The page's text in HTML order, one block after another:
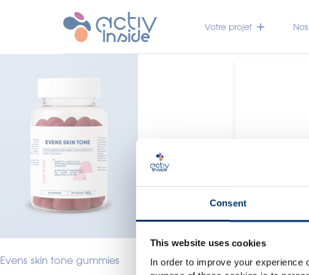
Consent
This website uses cookies
In order to improve your experience
des
Votre projet
Evens skin tone gummies